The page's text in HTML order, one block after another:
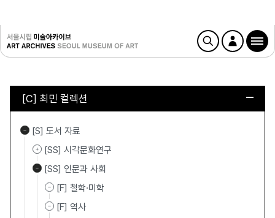
[C] 최민 컬렉션
[S] 도서 자료
[SS] 시각문화연구
[SS] 인문과 사회
[F] 철학·미학
[F] 역사